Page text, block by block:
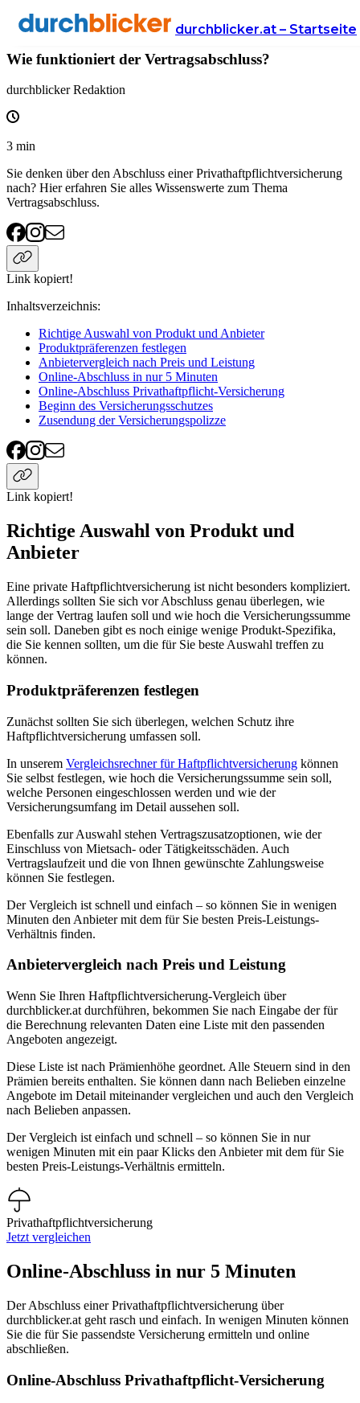
durchblicker.at – Startseite
Wissen Versicherung privathaftpflichtversicherung
Wie funktioniert der Vertragsabschluss?
durchblicker Redaktion
3 min
Sie denken über den Abschluss einer Privathaftpflichtversicherung
nach? Hier erfahren Sie alles Wissenswerte zum Thema
Vertragsabschluss.
Link kopiert!
Inhaltsverzeichnis:
Richtige Auswahl von Produkt und Anbieter
Produktpräferenzen festlegen
Anbietervergleich nach Preis und Leistung
Online-Abschluss in nur 5 Minuten
Online-Abschluss Privathaftpflicht-Versicherung
Beginn des Versicherungsschutzes
Zusendung der Versicherungspolizze
Link kopiert!
Richtige Auswahl von Produkt und
Anbieter
Eine private Haftpflichtversicherung ist nicht besonders kompliziert.
Allerdings sollten Sie sich vor Abschluss genau überlegen, wie
lange der Vertrag laufen soll und wie hoch die Versicherungssumme
sein soll. Daneben gibt es noch einige wenige Produkt-Spezifika,
die Sie kennen sollten, um die für Sie beste Auswahl treffen zu
können.
Produktpräferenzen festlegen
Zunächst sollten Sie sich überlegen, welchen Schutz ihre
Haftpflichtversicherung umfassen soll.
In unserem Vergleichsrechner für Haftpflichtversicherung können
Sie selbst festlegen, wie hoch die Versicherungssumme sein soll,
welche Personen eingeschlossen werden und wie der
Versicherungsumfang im Detail aussehen soll.
Ebenfalls zur Auswahl stehen Vertragszusatzoptionen, wie der
Einschluss von Mietsach- oder Tätigkeitsschäden. Auch
Vertragslaufzeit und die von Ihnen gewünschte Zahlungsweise
können Sie festlegen.
Der Vergleich ist schnell und einfach – so können Sie in wenigen
Minuten den Anbieter mit dem für Sie besten Preis-Leistungs-
Verhältnis finden.
Anbietervergleich nach Preis und Leistung
Wenn Sie Ihren Haftpflichtversicherung-Vergleich über
durchblicker.at durchführen, bekommen Sie nach Eingabe der für
die Berechnung relevanten Daten eine Liste mit den passenden
Angeboten angezeigt.
Diese Liste ist nach Prämienhöhe geordnet. Alle Steuern sind in den
Prämien bereits enthalten. Sie können dann nach Belieben einzelne
Angebote im Detail miteinander vergleichen und auch den Vergleich
nach Belieben anpassen.
Der Vergleich ist einfach und schnell – so können Sie in nur
wenigen Minuten mit ein paar Klicks den Anbieter mit dem für Sie
besten Preis-Leistungs-Verhältnis ermitteln.
Privathaftpflichtversicherung
Jetzt vergleichen
Online-Abschluss in nur 5 Minuten
Der Abschluss einer Privathaftpflichtversicherung über
durchblicker.at geht rasch und einfach. In wenigen Minuten können
Sie die für Sie passendste Versicherung ermitteln und online
abschließen.
Online-Abschluss Privathaftpflicht-Versicherung